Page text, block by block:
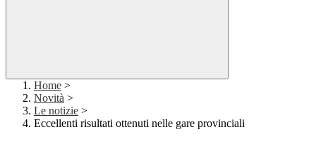
Home >
Novità >
Le notizie >
Eccellenti risultati ottenuti nelle gare provinciali